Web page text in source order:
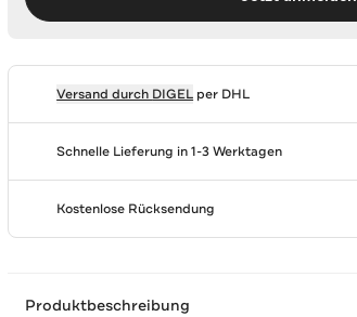
Versand durch DIGEL per DHL
Schnelle Lieferung in 1-3 Werktagen
Kostenlose Rücksendung
Produktbeschreibung